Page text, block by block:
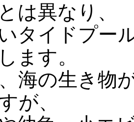
は異なり、
タイドプー
ます。
海の生き物
が、